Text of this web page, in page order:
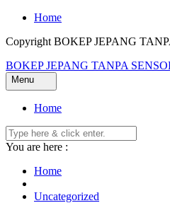
Skip
content
Home
Copyright BOKEP JEPANG
BOKEP JEPANG TANPA
Menu
Home
You are here :
Home
Uncategorized